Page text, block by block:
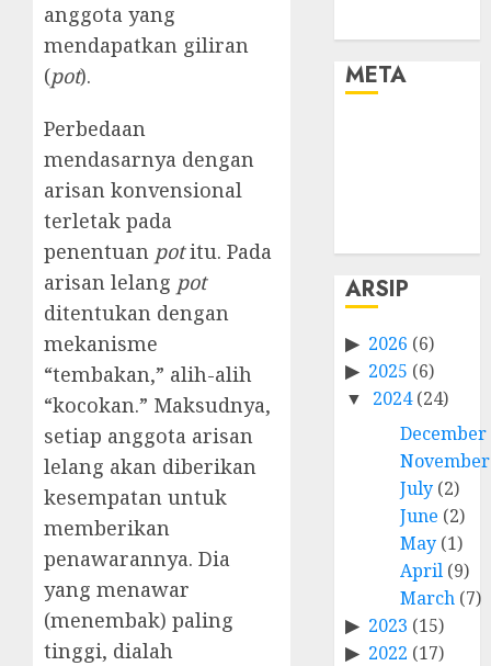
anggota yang
mendapatkan giliran
(pot).
Perbedaan
mendasarnya dengan
arisan konvensional
terletak pada
penentuan potitu. Pada
arisan lelang pot
ditentukan dengan
mekanisme
“tembakan,” alih-alih
“kocokan.” Maksudnya,
setiap anggota arisan
lelang akan diberikan
kesempatan untuk
memberikan
penawarannya. Dia
yang menawar
(menembak) paling
tinggi, dialah
META
ARSIP
2026 (6)
2025 (6)
2024(24)
December
November
July (2)
June (2)
May (1)
April (9)
March (7)
2023 (15)
2022 (17)